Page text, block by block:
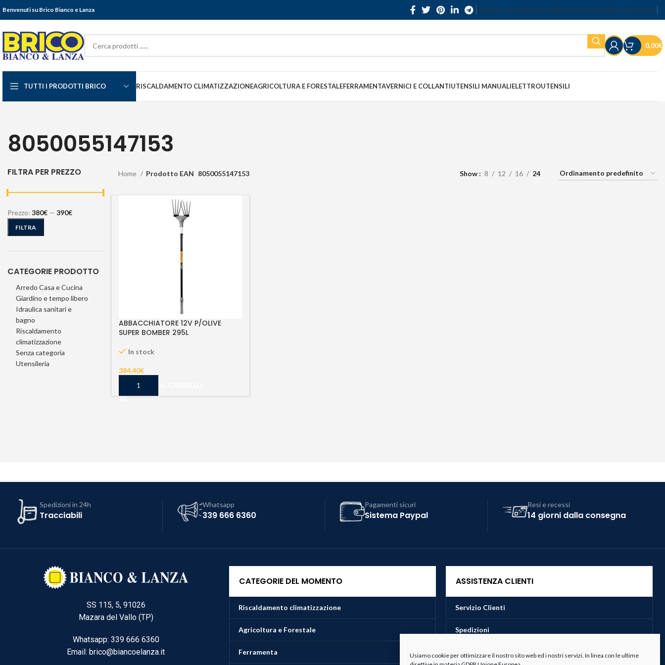
Usiamo cookie per ottimizzare il nostro sito web ed i nostri servizi. In linea con le ultime
Benvenuti su Brico Bianco e Lanza SERVIZIO CLIENTISPEDIZIONIRESI E RECESSITERMINI E CONDIZIONI
0,00€
TUTTI I PRODOTTI BRICO RISCALDAMENTO CLIMATIZZAZIONEAGRICOLTURA E FORESTALEFERRAMENTAVERNICI E COLLANTIUTENSILI MANUALIELETTROUTENSILI
8050055147153
FILTRA PER PREZZO
FILTRA
Prezzo: 380€ — 390€
CATEGORIE PRODOTTO
Arredo Casa e Cucina
Giardino e tempo libero
Idraulica sanitari e
bagno
Riscaldamento
climatizzazione
Senza categoria
Utensileria
Home Prodotto EAN 8050055147153 Show 8 12 16 24
ABBACCHIATORE 12V P/OLIVE
SUPER BOMBER 295L
In stock
384,40€
AGGIUNGI AL CARRELLO
Spedizioni in 24h
Tracciabili
Whatsapp
339 666 6360
Pagamenti sicuri
Sistema Paypal
Resi e recessi
14 giorni dalla consegna
SS 115, 5, 91026
Mazara del Vallo (TP)
Whatsapp: 339 666 6360
Email: brico@biancoelanza.it
CATEGORIE DEL MOMENTO
Riscaldamento climatizzazione
Agricoltura e Forestale
Ferramenta
ASSISTENZA CLIENTI
Servizio Clienti
Spedizioni
Resi e Recessi